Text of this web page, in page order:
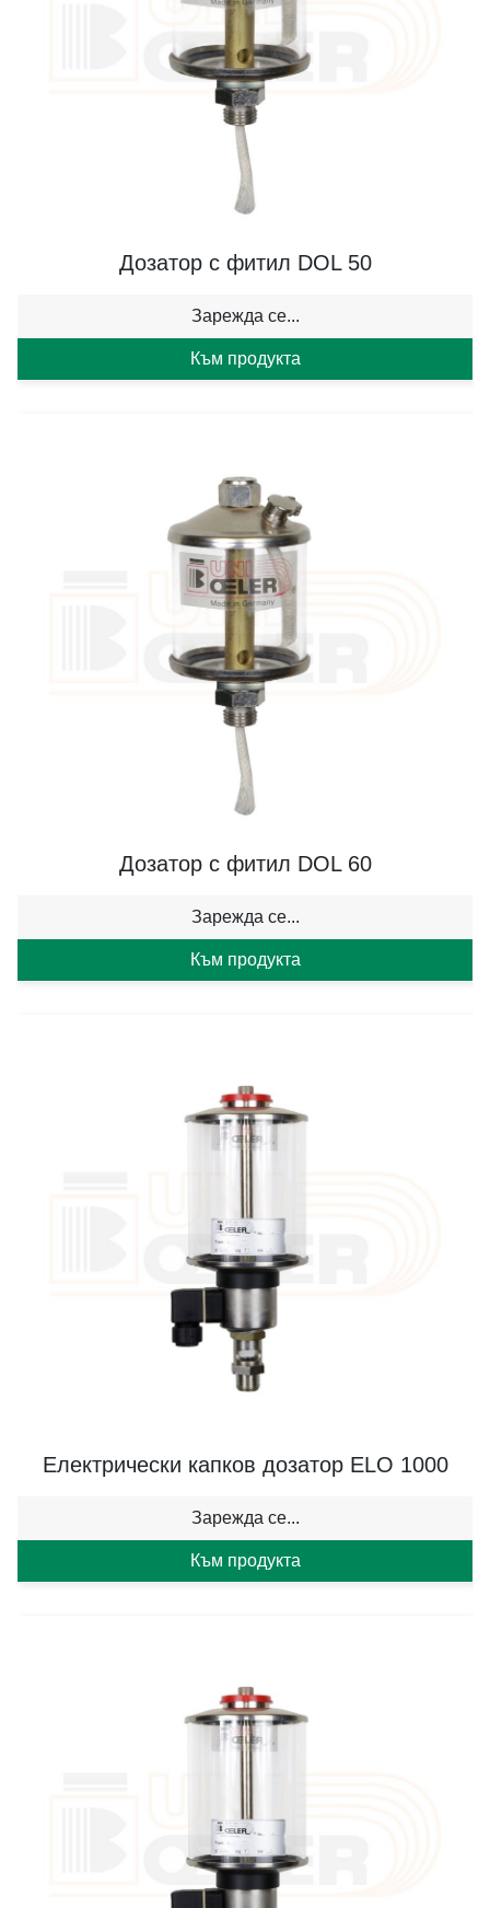
Дозатор с фитил DOL 50
Зарежда се...
Към продукта
Дозатор с фитил DOL 60
Зарежда се...
Към продукта
Електрически капков дозатор ELO 1000
Зарежда се...
Към продукта